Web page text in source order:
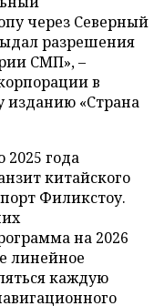
через Северный
разрешения
СМП», –
в
изданию «Страна
года
китайского
Филикстоу.
на 2026
линейное
каждую